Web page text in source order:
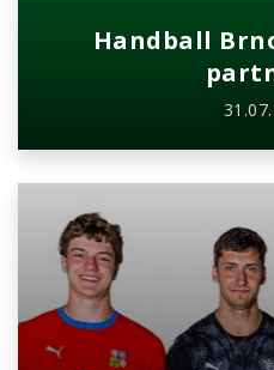
Handball